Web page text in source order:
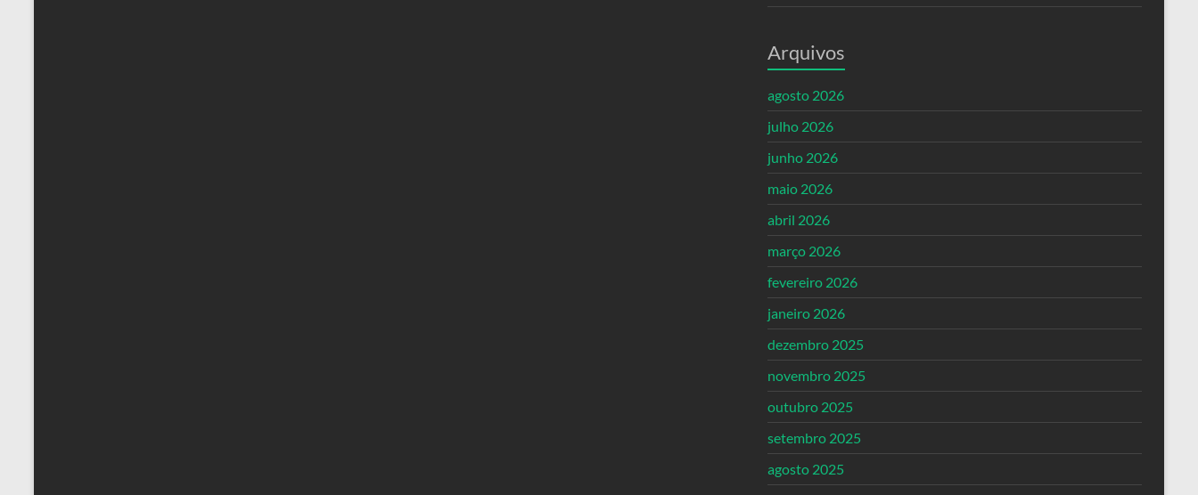
Arquivos
agosto 2026
julho 2026
junho 2026
maio 2026
abril 2026
março 2026
fevereiro 2026
janeiro 2026
dezembro 2025
novembro 2025
outubro 2025
setembro 2025
agosto 2025